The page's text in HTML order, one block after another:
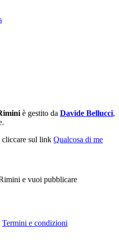
è gestito da Davide Bellucci,
cliccare sul link Qualcosa di me
e vuoi pubblicare
Termini e condizioni